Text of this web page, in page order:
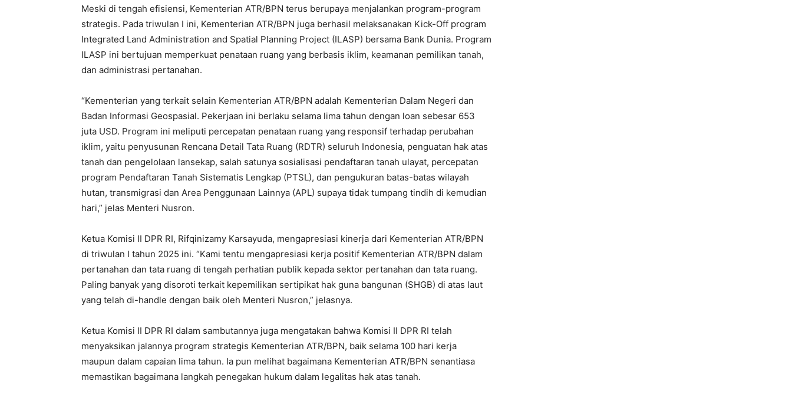
Meski di tengah efisiensi, Kementerian ATR/BPN terus berupaya menjalankan program-program
strategis. Pada triwulan I ini, Kementerian ATR/BPN juga berhasil melaksanakan Kick-Off program
Integrated Land Administration and Spatial Planning Project (ILASP) bersama Bank Dunia. Program
ILASP ini bertujuan memperkuat penataan ruang yang berbasis iklim, keamanan pemilikan tanah,
dan administrasi pertanahan.
“Kementerian yang terkait selain Kementerian ATR/BPN adalah Kementerian Dalam Negeri dan
Badan Informasi Geospasial. Pekerjaan ini berlaku selama lima tahun dengan loan sebesar 653
juta USD. Program ini meliputi percepatan penataan ruang yang responsif terhadap perubahan
iklim, yaitu penyusunan Rencana Detail Tata Ruang (RDTR) seluruh Indonesia, penguatan hak atas
tanah dan pengelolaan lansekap, salah satunya sosialisasi pendaftaran tanah ulayat, percepatan
program Pendaftaran Tanah Sistematis Lengkap (PTSL), dan pengukuran batas-batas wilayah
hutan, transmigrasi dan Area Penggunaan Lainnya (APL) supaya tidak tumpang tindih di kemudian
hari,” jelas Menteri Nusron.
Ketua Komisi II DPR RI, Rifqinizamy Karsayuda, mengapresiasi kinerja dari Kementerian ATR/BPN
di triwulan I tahun 2025 ini. “Kami tentu mengapresiasi kerja positif Kementerian ATR/BPN dalam
pertanahan dan tata ruang di tengah perhatian publik kepada sektor pertanahan dan tata ruang.
Paling banyak yang disoroti terkait kepemilikan sertipikat hak guna bangunan (SHGB) di atas laut
yang telah di-handle dengan baik oleh Menteri Nusron,” jelasnya.
Ketua Komisi II DPR RI dalam sambutannya juga mengatakan bahwa Komisi II DPR RI telah
menyaksikan jalannya program strategis Kementerian ATR/BPN, baik selama 100 hari kerja
maupun dalam capaian lima tahun. Ia pun melihat bagaimana Kementerian ATR/BPN senantiasa
memastikan bagaimana langkah penegakan hukum dalam legalitas hak atas tanah.